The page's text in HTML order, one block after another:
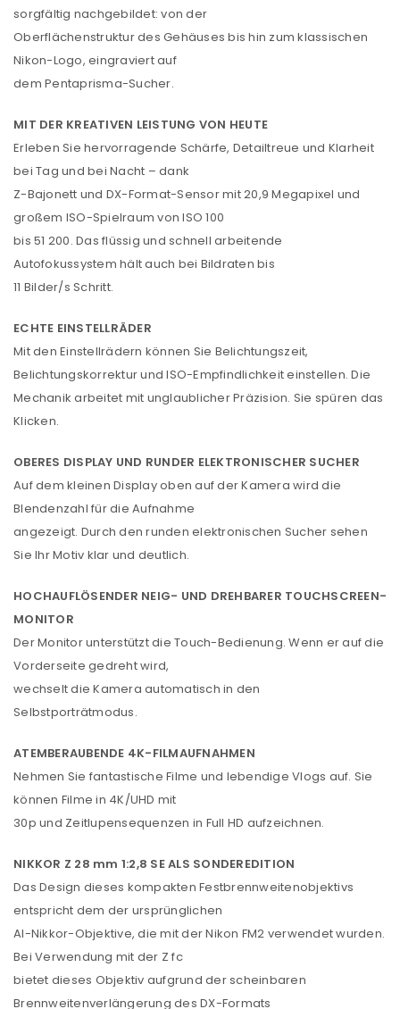
ANMELDEN
Benutzername oder E-Mail-Adresse*
Passwort*
Anmeldeformular geschützt durchWP Captcha
sorgfältig nachgebildet: von der
Oberflächenstruktur des Gehäuses bis hin zum klassischen
Nikon-Logo, eingraviert auf
dem Pentaprisma-Sucher.
MIT DER KREATIVEN LEISTUNG VON HEUTE
Erleben Sie hervorragende Schärfe, Detailtreue und Klarheit
bei Tag und bei Nacht – dank
Z-Bajonett und DX-Format-Sensor mit 20,9 Megapixel und
großem ISO-Spielraum von ISO 100
bis 51 200. Das flüssig und schnell arbeitende
Autofokussystem hält auch bei Bildraten bis
11 Bilder/s Schritt.
ECHTE EINSTELLRÄDER
Mit den Einstellrädern können Sie Belichtungszeit,
Belichtungskorrektur und ISO-Empfindlichkeit einstellen. Die
Mechanik arbeitet mit unglaublicher Präzision. Sie spüren das
Klicken.
OBERES DISPLAY UND RUNDER ELEKTRONISCHER SUCHER
Auf dem kleinen Display oben auf der Kamera wird die
Blendenzahl für die Aufnahme
angezeigt. Durch den runden elektronischen Sucher sehen
Sie Ihr Motiv klar und deutlich.
HOCHAUFLÖSENDER NEIG- UND DREHBARER TOUCHSCREEN-
MONITOR
Der Monitor unterstützt die Touch-Bedienung. Wenn er auf die
Vorderseite gedreht wird,
wechselt die Kamera automatisch in den
Selbstporträtmodus.
ATEMBERAUBENDE 4K-FILMAUFNAHMEN
Nehmen Sie fantastische Filme und lebendige Vlogs auf. Sie
können Filme in 4K/UHD mit
30p und Zeitlupensequenzen in Full HD aufzeichnen.
NIKKOR Z 28 mm 1:2,8 SE ALS SONDEREDITION
Das Design dieses kompakten Festbrennweitenobjektivs
entspricht dem der ursprünglichen
AI-Nikkor-Objektive, die mit der Nikon FM2 verwendet wurden.
Bei Verwendung mit der Z fc
bietet dieses Objektiv aufgrund der scheinbaren
Brennweitenverlängerung des DX-Formats